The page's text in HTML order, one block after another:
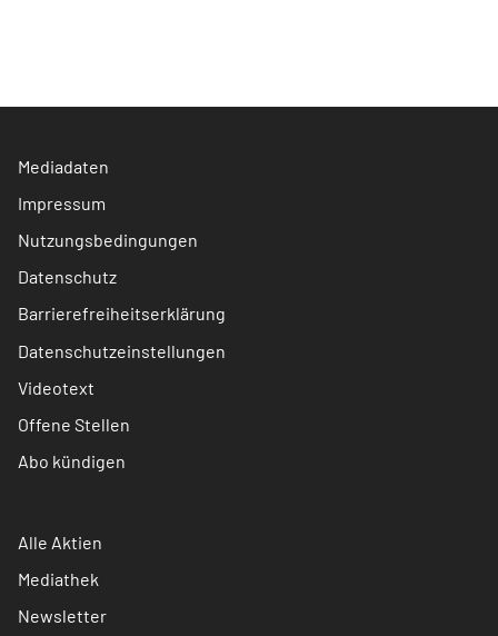
Mediadaten
Impressum
Nutzungsbedingungen
Datenschutz
Barrierefreiheitserklärung
Datenschutzeinstellungen
Videotext
Offene Stellen
Abo kündigen
Alle Aktien
Mediathek
Newsletter